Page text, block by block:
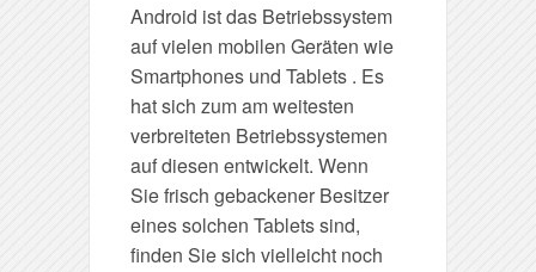
Android ist das Betriebssystem
auf vielen mobilen Geräten wie
Smartphones und Tablets . Es
hat sich zum am weitesten
verbreiteten Betriebssystemen
auf diesen entwickelt. Wenn
Sie frisch gebackener Besitzer
eines solchen Tablets sind,
finden Sie sich vielleicht noch